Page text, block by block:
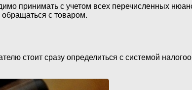
принимать с учетом всех перечисленных
обращаться с товаром.
стоит сразу определиться с системой